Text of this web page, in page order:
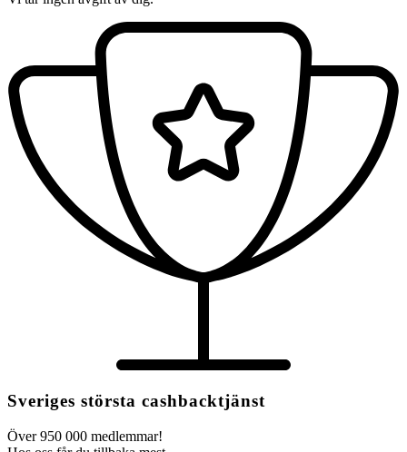
Sveriges största cashbacktjänst
Över 950 000 medlemmar!